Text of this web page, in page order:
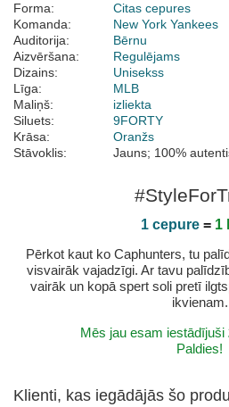
Forma:
Citas cepures
Komanda:
New York Yankees
Auditorija:
Bērnu
Aizvēršana:
Regulējams
Dizains:
Unisekss
Līga:
MLB
Maliņš:
izliekta
Siluets:
9FORTY
Krāsa:
Oranžs
Stāvoklis:
Jauns; 100%
1 cepure= 1
Pērkot kaut ko Caphunters, tu
visvairāk vajadzīgi. Ar tavu
vairāk un kopā spert soli pretī
ikvienam.
Mēs jau esam iestādījuši
Paldies!
Klienti, kas iegādājās šo